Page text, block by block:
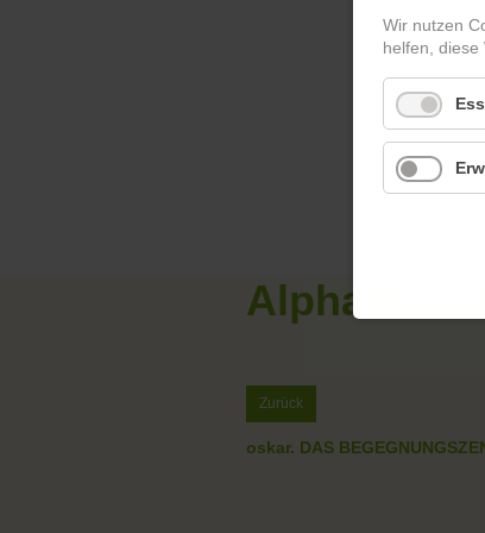
Zurück
oskar. DAS
Wir nutzen
helfen, diese